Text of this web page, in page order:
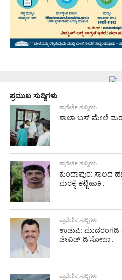
ಪ್ರಮುಖ ಸುದ್ದಿಗಳು
ಪ್ರಾದೇಶಿಕ ಸುದ್ದಿಗಳು
ಶಾಲಾ ಬಸ್ ಮೇಲೆ ಮರ
ಪ್ರಾದೇಶಿಕ ಸುದ್ದಿಗಳು
ಕುಂದಾಪುರ: ಸಾಲದ
ಮರಕ್ಕೆ ಕಟ್ಟಿಹಾಕಿ...
ಪ್ರಾದೇಶಿಕ ಸುದ್ದಿಗಳು
ಉಡುಪಿ: ಮುದರಂಗಡಿ
ಡೇವಿಡ್ ಡಿ’ಸೋಜಾ...
ಪ್ರಾದೇಶಿಕ ಸುದ್ದಿಗಳು